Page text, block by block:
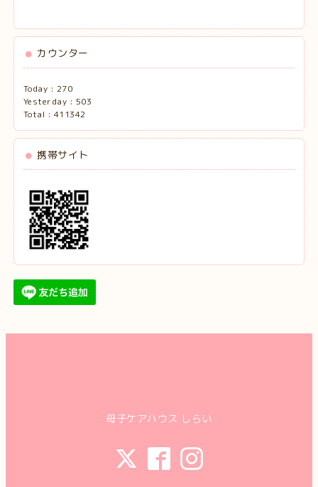
カウンター
Today : 270
Yesterday : 503
Total : 411342
携帯サイト
母子ケアハウス しらい